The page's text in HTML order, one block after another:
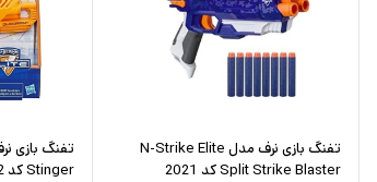
تفنگ بازی نرف مدل N-Strike Elite
Split Strike Blaster کد 2021
Stinger کد 112